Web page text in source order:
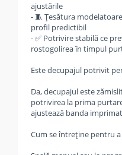
ajustările
- 🧵 Țesătura
profil predictibil
- ✅ Potrivire stabilă ce
rostogolirea în timpul
Este decupajul potrivit
Da, decupajul este
potrivirea la prima
ajustează banda
Cum se întreține pentru